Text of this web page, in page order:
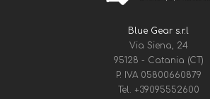
Blue Gear s.r.l
Via Siena, 24
95128 - Catania (CT)
P. IVA 05800660879
Tel. +39095552600